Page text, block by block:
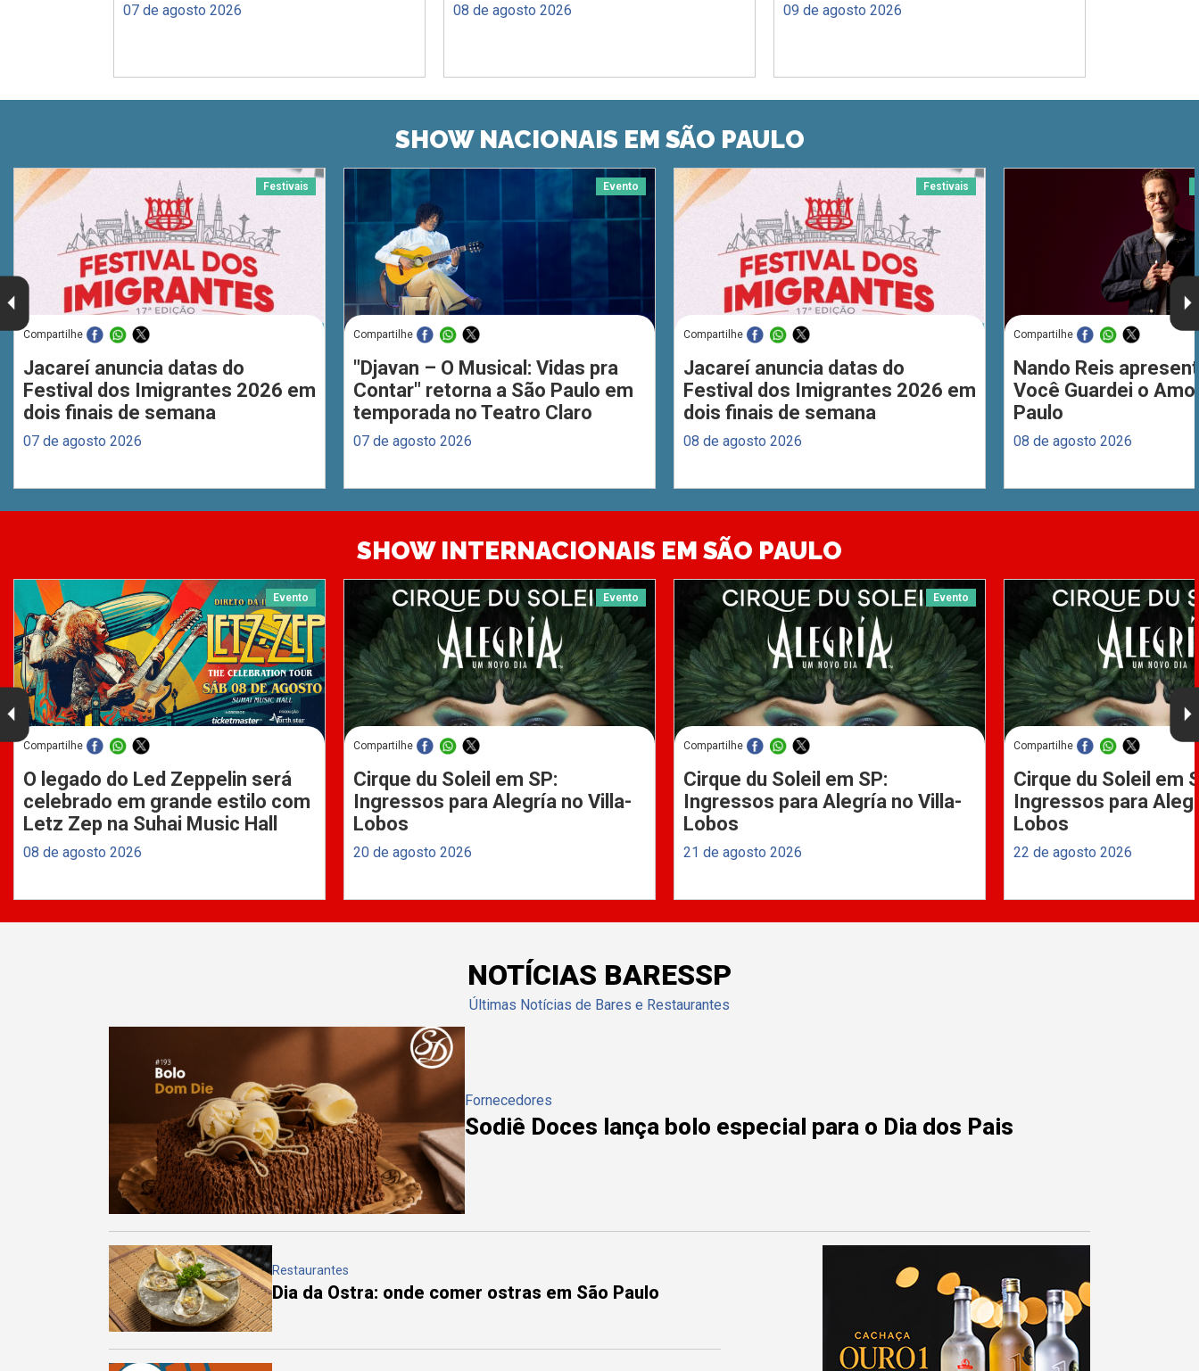
07 de agosto 2026 08 de agosto 2026 09 de agosto 2026
SHOW NACIONAIS EM SÃO PAULO
Festivais
Compartilhe
Jacareí anuncia datas do
Festival dos Imigrantes 2026 em
dois finais de semana
07 de agosto 2026
Evento
Compartilhe
"Djavan – O Musical: Vidas pra
Contar" retorna a São Paulo em
temporada no Teatro Claro
07 de agosto 2026
Festivais
Compartilhe
Jacareí anuncia datas do
Festival dos Imigrantes 2026 em
dois finais de semana
08 de agosto 2026
Compartilhe
Nando Reis
Você Guardei o
Paulo
08 de agosto 2026
SHOW INTERNACIONAIS EM SÃO PAULO
Evento
Compartilhe
O legado do Led Zeppelin será
celebrado em grande estilo com
Letz Zep na Suhai Music Hall
08 de agosto 2026
Evento
Compartilhe
Cirque du Soleil em SP:
Ingressos para Alegría no Villa-
Lobos
20 de agosto 2026
Evento
Compartilhe
Cirque du Soleil em SP:
Ingressos para Alegría no Villa-
Lobos
21 de agosto 2026
Compartilhe
Cirque du Soleil em
Ingressos para
Lobos
22 de agosto 2026
NOTÍCIAS BARESSP
Últimas Notícias de Bares e Restaurantes
Fornecedores
Sodiê Doces lança bolo especial para o Dia dos Pais
Restaurantes
Dia da Ostra: onde comer ostras em São Paulo